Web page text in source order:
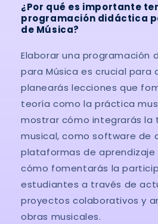
¿Por qué es importante
programación didáctica
de Música?
Elaborar una programación
para Música es crucial para
planearás lecciones que
teoría como la práctica
mostrar cómo integrarás la
musical, como software de
plataformas de
cómo fomentarás la
estudiantes a través de
proyectos colaborativos y
obras musicales.